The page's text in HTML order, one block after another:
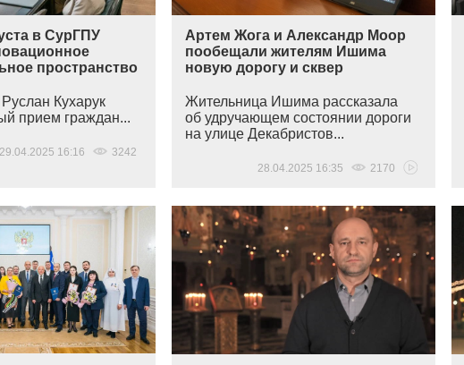
в СурГПУ
пространство
Кухарук
прием граждан...
29.04.2025 16:16 3242
Артем Жога и Александр Моор
пообещали жителям Ишима
новую дорогу и сквер
Жительница Ишима рассказала
об удручающем состоянии дороги
на улице Декабристов...
28.04.2025 16:35 2170